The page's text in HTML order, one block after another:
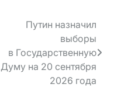
Путин назначил
выборы
в Государственную
Думу на 20 сентября
2026 года